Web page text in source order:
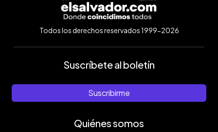
Todos los derechos reservados 1999-2026
Suscríbete al boletín
Suscribirme
Quiénes somos